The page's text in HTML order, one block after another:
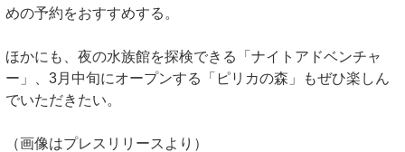
めの予約をおすすめする。
ほかにも、夜の水族館を探検できる「ナイトアドベンチャ
ー」、3月中旬にオープンする「ピリカの森」もぜひ楽しん
でいただきたい。
（画像はプレスリリースより）